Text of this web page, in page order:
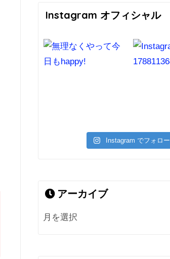
Instagram オフィシャル
Instagram でフォロー
アーカイブ